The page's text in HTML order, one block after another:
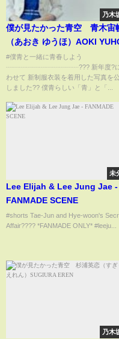
乃木
僕が見たかった青空 青木宙
（あおき ゆうほ）AOKI
#僕青と一緒に青春しよう
┈┈┈┈┈┈┈┈┈┈┈??? 新年度?
わせて 新制服衣装を着用した写真を
しました?? 僕青らしい「青」と「...
未
Lee Elijah & Lee Jung Jae -
FANMADE SCENE
#shorts Tae-Jun and Hye-woon's
Affair???? *FANMADE ONLY* #leeju...
乃木